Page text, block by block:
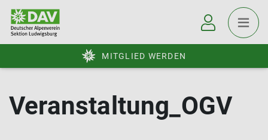
MITGLIED WERDEN
Veranstaltung_OGV